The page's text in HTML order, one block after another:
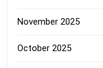
November 2025
October 2025